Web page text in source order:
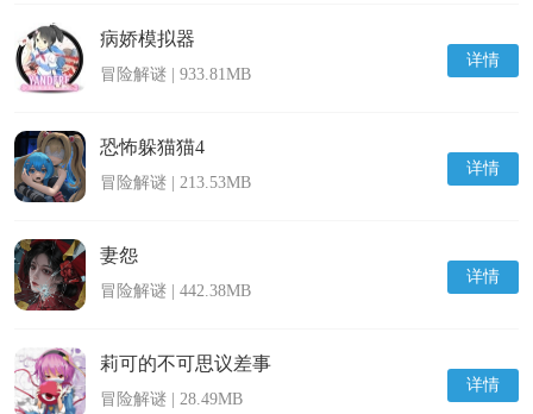
详情
病娇模拟器
冒险解谜 | 933.81MB
详情
恐怖躲猫猫4
冒险解谜 | 213.53MB
详情
妻怨
冒险解谜 | 442.38MB
详情
莉可的不可思议差事
冒险解谜 | 28.49MB